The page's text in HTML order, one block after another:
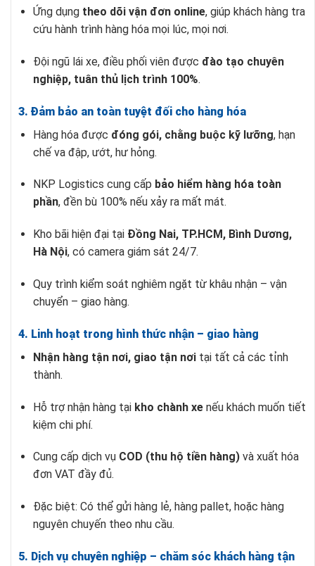
Ứng dụng theo dõi vận đơn online, giúp khách hàng tra
cứu hành trình hàng hóa mọi lúc, mọi nơi.
Đội ngũ lái xe, điều phối viên được đào tạo chuyên
nghiệp, tuân thủ lịch trình 100%.
3. Đảm bảo an toàn tuyệt đối cho hàng hóa
Hàng hóa được đóng gói, chằng buộc kỹ lưỡng, hạn
chế va đập, ướt, hư hỏng.
NKP Logistics cung cấp bảo hiểm hàng hóa toàn
phần, đền bù 100% nếu xảy ra mất mát.
Kho bãi hiện đại tại Đồng Nai, TP.HCM, Bình Dương,
Hà Nội, có camera giám sát 24/7.
Quy trình kiểm soát nghiêm ngặt từ khâu nhận – vận
chuyển – giao hàng.
4. Linh hoạt trong hình thức nhận – giao hàng
Nhận hàng tận nơi, giao tận nơitại tất cả các tỉnh
thành.
Hỗ trợ nhận hàng tại kho chành xenếu khách muốn tiết
kiệm chi phí.
Cung cấp dịch vụ COD (thu hộ tiền hàng)và xuất hóa
đơn VAT đầy đủ.
Đặc biệt: Có thể gửi hàng lẻ, hàng pallet, hoặc hàng
nguyên chuyến theo nhu cầu.
5. Dịch vụ chuyên nghiệp – chăm sóc khách hàng tận